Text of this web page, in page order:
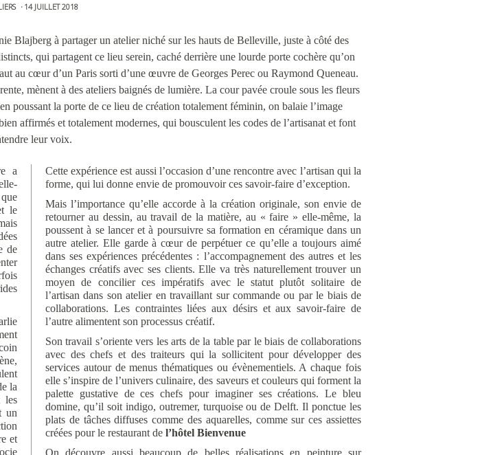
• 14 JUILLET 2018
Blajberg à partager un atelier niché sur les hauts de Belleville, juste à côté des
qui partagent ce lieu serein, caché derrière une lourde porte cochère qu’on
au cœur d’un Paris sorti d’une œuvre de Georges Perec ou Raymond Queneau.
mènent à des ateliers baignés de lumière. La cour pavée croule sous les fleurs
poussant la porte de ce lieu de création totalement féminin, on balaie l’image
affirmés et totalement modernes, qui bousculent les codes de l’artisanat et font
leur voix.
a
le
de
la
les
un
et
Cette expérience est aussi l’occasion d’une rencontre avec l’artisan qui la
forme, qui lui donne envie de promouvoir ces savoir-faire d’exception.
Mais l’importance qu’elle accorde à la création originale, son envie de
retourner au dessin, au travail de la matière, au « faire » elle-même, la
poussent à se lancer et à poursuivre sa formation en céramique dans un
autre atelier. Elle garde à cœur de perpétuer ce qu’elle a toujours aimé
dans ses expériences précédentes : l’accompagnement des autres et les
échanges créatifs avec ses clients. Elle va très naturellement trouver un
moyen de concilier ces impératifs avec le statut plutôt solitaire de
l’artisan dans son atelier en travaillant sur commande ou par le biais de
collaborations. Les contraintes liées aux désirs et aux savoir-faire de
l’autre alimentent son processus créatif.
Son travail s’oriente vers les arts de la table par le biais de collaborations
avec des chefs et des traiteurs qui la sollicitent pour développer des
services autour de menus thématiques ou évènementiels. A chaque fois
elle s’inspire de l’univers culinaire, des saveurs et couleurs qui forment la
palette gustative de ces chefs pour imaginer ses créations. Le bleu
domine, qu’il soit indigo, outremer, turquoise ou de Delft. Il ponctue les
plats de tâches diffuses comme des aquarelles, comme sur ces assiettes
créées pour le restaurant de l’hôtel Bienvenue
On découvre aussi beaucoup de belles réalisations en peinture sur